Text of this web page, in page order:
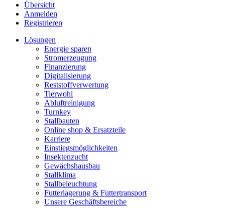
Übersicht
Anmelden
Registrieren
Lösungen
Energie sparen
Stromerzeugung
Finanzierung
Digitalisierung
Reststoffverwertung
Tierwohl
Abluftreinigung
Turnkey
Stallbauten
Online shop & Ersatzteile
Karriere
Einstiegsmöglichkeiten
Insektenzucht
Gewächshausbau
Stallklima
Stallbeleuchtung
Futterlagerung & Futtertransport
Unsere Geschäftsbereiche